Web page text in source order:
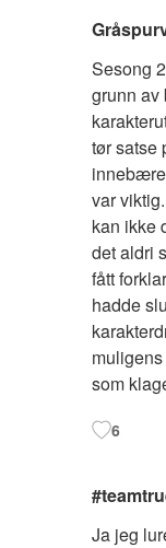
Sesong
grunn av
tør satse
var
kan ikke
det aldri
fått
hadde
som
6
Ja jeg